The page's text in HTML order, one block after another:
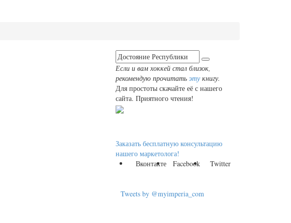
Если и вам хоккей стал близок,
рекомендую прочитать этукнигу.
Для простоты скачайте её с нашего
сайта. Приятного чтения!
Заказать бесплатную консультацию
нашего маркетолога!
Вконтакте
Facebook Twitter
Tweets by @myimperia_com